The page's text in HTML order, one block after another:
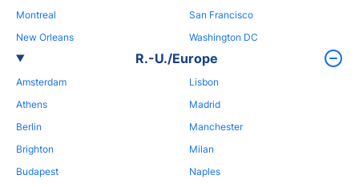
Montreal
New Orleans
San Francisco
Washington DC
R.-U./Europe
Amsterdam
Athens
Berlin
Brighton
Budapest
Lisbon
Madrid
Manchester
Milan
Naples